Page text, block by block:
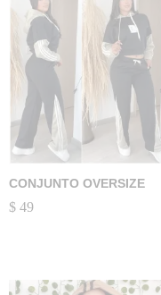
CONJUNTO OVERSIZE
$ 49